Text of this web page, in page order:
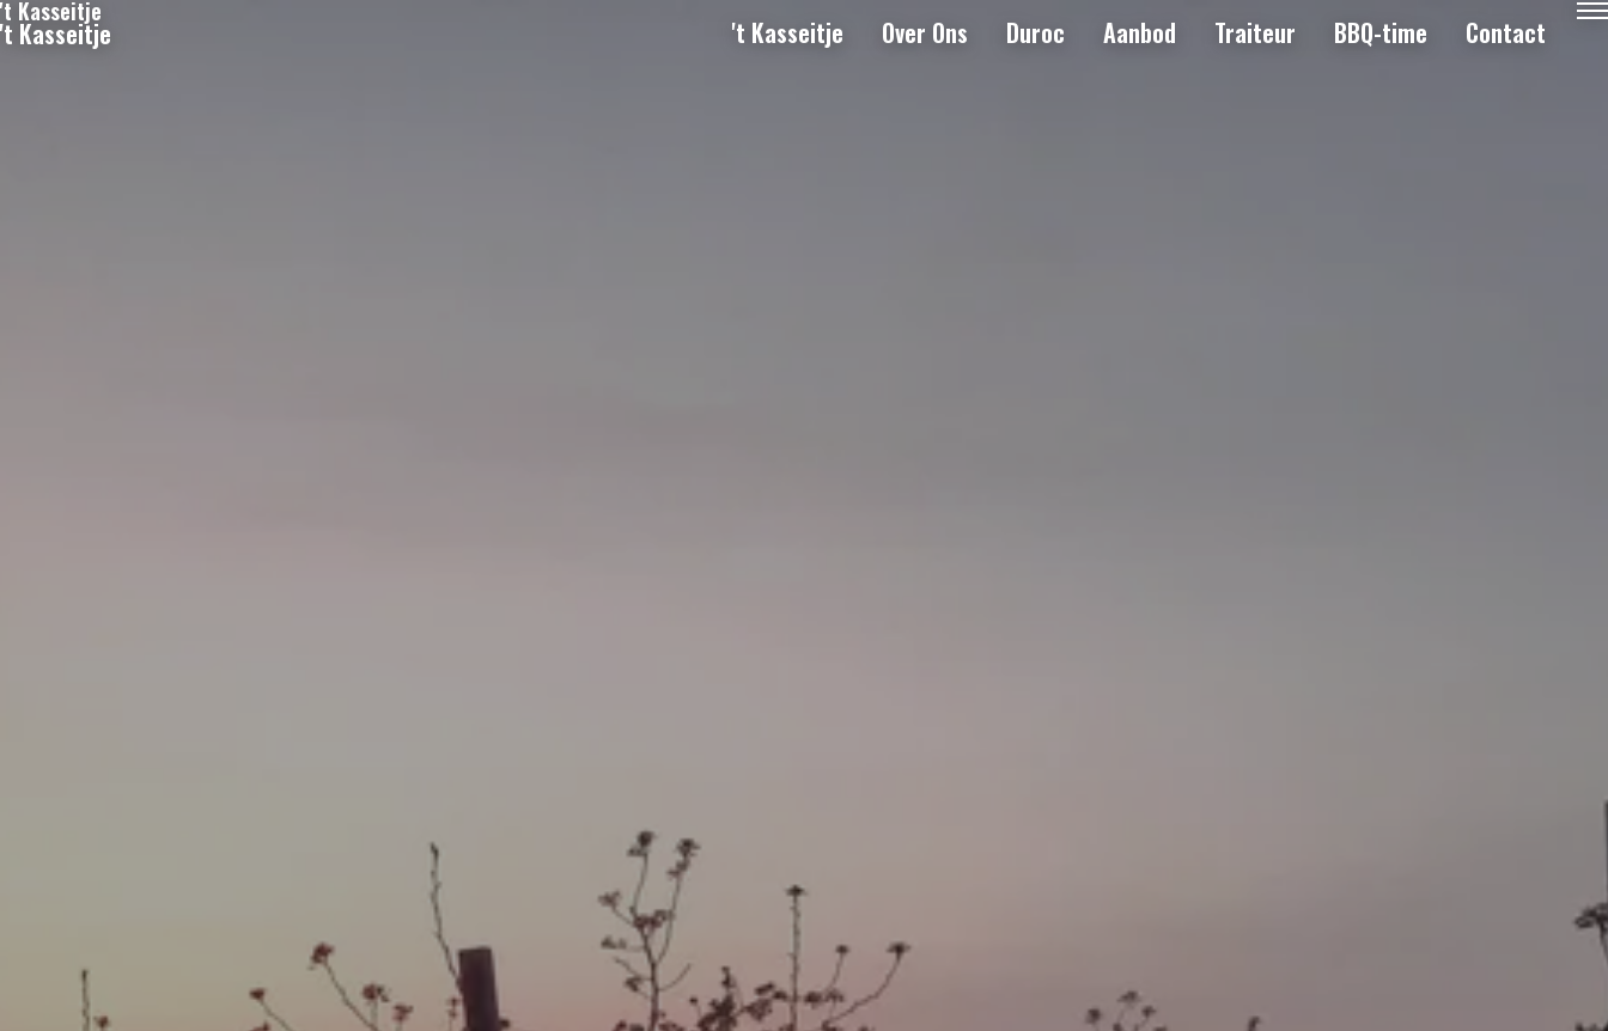
't Kasseitje
't Kasseitje 't Kasseitje Over Ons Duroc Aanbod Traiteur BBQ-time Contact